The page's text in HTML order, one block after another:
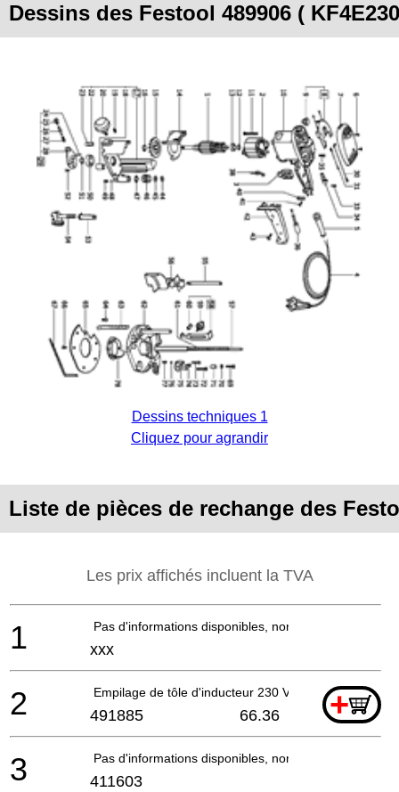
Dessins des Festool 489906 (
Dessins techniques 1
Cliquez pour agrandir
Liste de pièces de rechange des
Les prix affichés incluent la TVA
Pas d'informations disponibles, non commandable
1 xxx
Empilage de tôle d'inducteur 230 V +
2 491885 66.36
Pas d'informations disponibles, non commandable
3 411603